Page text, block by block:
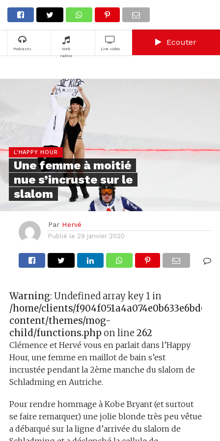
Podcasts
Web
radios
Live vidéo
Ecouter
L'HAPPY HOUR
Une femme à moitié
nue s’incruste sur le
slalom
Par Hervé
Publié le 29 janvier 2020
Warning: Undefined array key 1 in
/home/clients/
content/themes/mog-
child/functions.phpon line 262
Clémence et Hervé vous en parlait dans l’Happy
Hour, une femme en maillot de bain s’est
incrustée pendant la 2ème manche du slalom de
Schladming en Autriche.
Pour rendre hommage à Kobe Bryant (et surtout
se faire remarquer) une jolie blonde très peu vêtue
a débarqué sur la ligne d’arrivée du slalom de